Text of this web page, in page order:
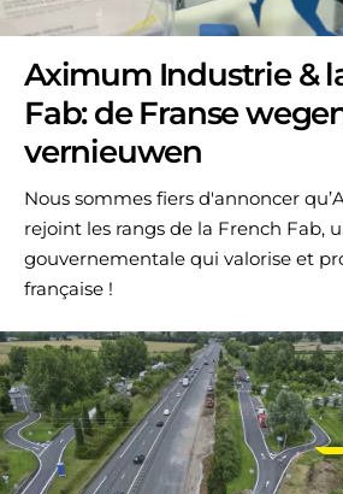
Aximum Industrie &
Fab: de Franse
vernieuwen
Nous sommes fiers d'annoncer
rejoint les rangs de la French Fab,
gouvernementale qui valorise et
française !